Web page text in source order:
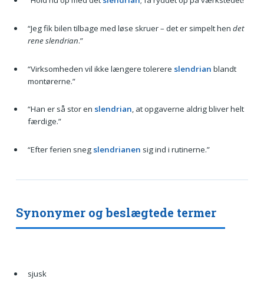
“Jeg fik bilen tilbage med løse skruer – det er simpelt hen det
rene slendrian.”
“Virksomheden vil ikke længere tolerere slendrian blandt
montørerne.”
“Han er så stor en slendrian, at opgaverne aldrig bliver helt
færdige.”
“Efter ferien sneg slendrianen sig ind i rutinerne.”
Synonymer og beslægtede termer
sjusk